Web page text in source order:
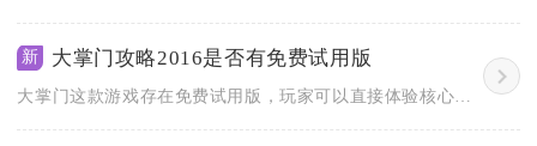
新 大掌门攻略2016是否有免费试用版